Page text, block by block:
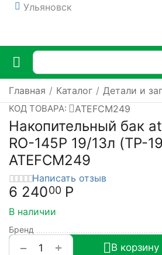
Ульяновск
Главная / Каталог / Детали и
КОД ТОВАРА: ATEFCM249
Накопительный бак
RO-145P 19/13л (TP-
ATEFCM249
Написать отзыв
6 24000 Р
В наличии
Бренд
+
−
В корзину